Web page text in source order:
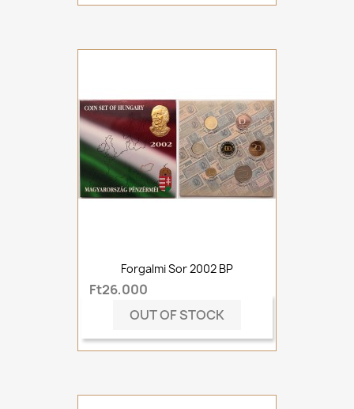
Forgalmi Sor 2002 BP
Ft26,000
OUT OF STOCK